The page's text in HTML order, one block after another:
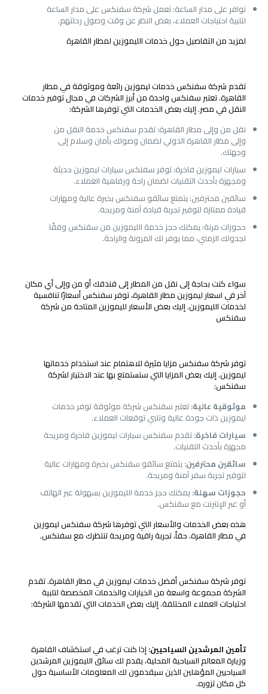
توافر على مدار الساعة: تعمل شركة سفنكس على مدار الساعة
لتلبية احتياجات العملاء، بغض النظر عن وقت وصول رحلتهم.
لمزيد من التفاصيل حول خدمات الليموزين لمطار القاهرة
تقدم شركة سفنكس خدمات ليموزين رائعة وموثوقة في مطار
القاهرة. تعتبر سفنكس واحدة من أبرز الشركات في مجال توفير خدمات
النقل في مصر. إليك بعض الخدمات التي توفرها الشركة:
نقل من وإلى مطار القاهرة: تقدم سفنكس خدمة النقل من
وإلى مطار القاهرة الدولي لضمان وصولك بأمان وسلام إلى
وجهتك.
سيارات ليموزين فاخرة: توفر سفنكس سيارات ليموزين حديثة
ومجهزة بأحدث التقنيات لضمان راحة ورفاهية العملاء.
سائقين محترفين: يتمتع سائقو سفنكس بخبرة عالية ومهارات
قيادة ممتازة لتوفير تجربة قيادة آمنة ومريحة.
حجوزات مرنة: يمكنك حجز خدمة الليموزين من سفنكس وفقًا
لجدولك الزمني، مما يوفر لك المرونة والراحة.
سواء كنت بحاجة إلى نقل من المطار إلى فندقك أو من وإلى أي مكان
آخر في اسعار ليموزين مطار القاهرة، توفر سفنكس أسعارًا تنافسية
لخدمات الليموزين. إليك بعض الأسعار لليموزين المتاحة من شركة
سفنكس
توفر شركة سفنكس مزايا مثيرة للاهتمام عند استخدام خدماتها
ليموزين. إليك بعض المزايا التي ستستمتع بها عند الاختيار لشركة
سفنكس:
موثوقية عالية:تعتبر سفنكس شركة موثوقة توفر خدمات
ليموزين ذات جودة عالية وتلبي توقعات العملاء.
سيارات فاخرة:تقدم سفنكس سيارات ليموزين فاخرة ومريحة
مجهزة بأحدث التقنيات.
سائقين محترفين:يتمتع سائقو سفنكس بخبرة ومهارات عالية
لتوفير تجربة سفر آمنة ومريحة.
حجوزات سهلة:يمكنك حجز خدمة الليموزين بسهولة عبر الهاتف
أو عبر الإنترنت مع سفنكس.
هذه بعض الخدمات والأسعار التي توفرها شركة سفنكس ليموزين
في مطار القاهرة. حقاً، تجربة راقية ومريحة تنتظرك مع سفنكس.
توفر شركة سفنكس أفضل خدمات ليموزين في مطار القاهرة. تقدم
الشركة مجموعة واسعة من الخيارات والخدمات المخصصة لتلبية
احتياجات العملاء المختلفة. إليك بعض الخدمات التي تقدمها الشركة:
تأمين المرشدين السياحيين:إذا كنت ترغب في استكشاف القاهرة
وزيارة المعالم السياحية المحلية، يقدم لك سائق الليموزين المرشدين
السياحيين المؤهلين الذين سيقدمون لك المعلومات الأساسية حول
كل مكان تزوره.